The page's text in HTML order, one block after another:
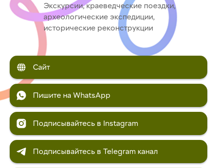
Экскурсии, краеведческие поездки,
археологические экспедиции,
исторические реконструкции
Сайт
Пишите на WhatsApp
Подписывайтесь в Instagram
Подписывайтесь в Telegram канал